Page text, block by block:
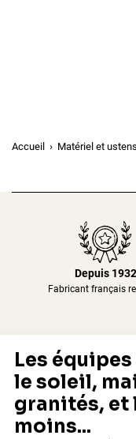
Accueil Matériel et
Depuis 1932
Fabricant français
Newsletter
Recevez les recettes,